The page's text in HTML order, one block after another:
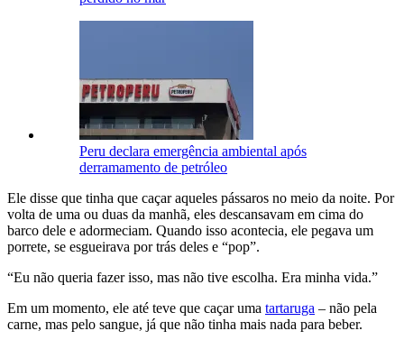
Peru declara emergência ambiental após
derramamento de petróleo
Ele disse que tinha que caçar aqueles pássaros no meio da noite. Por
volta de uma ou duas da manhã, eles descansavam em cima do
barco dele e adormeciam. Quando isso acontecia, ele pegava um
porrete, se esgueirava por trás deles e “pop”.
“Eu não queria fazer isso, mas não tive escolha. Era minha vida.”
Em um momento, ele até teve que caçar uma tartaruga – não pela
carne, mas pelo sangue, já que não tinha mais nada para beber.